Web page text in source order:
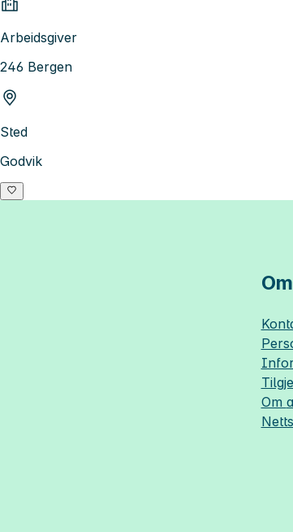
Arbeidsgiver
246 Bergen
Sted
Godvik
Om